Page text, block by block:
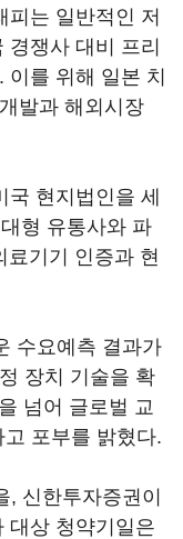
피는 일반적인 저
쟁사 대비 프리
를 위해 일본 치
발과 해외시장
현지법인을 세
형 유통사와 파
료기기 인증과 현
수요예측 결과가
장치 기술을 확
넘어 글로벌 교
포부를 밝혔다.
신한투자증권이
대상 청약기일은